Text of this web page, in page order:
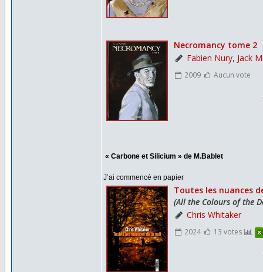
« Carbone et Silicium » de M.Bablet
J’ai commencé en papier